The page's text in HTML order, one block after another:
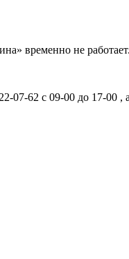
временно не работает.
07-62 с 09-00 до 17-00 ,